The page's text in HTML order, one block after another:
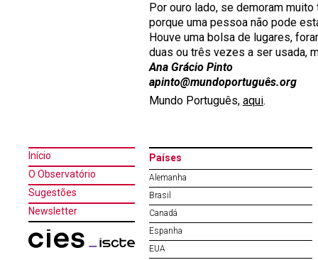
Por ouro lado, se demoram
porque uma pessoa não pode
Houve uma bolsa de lugares,
duas ou três vezes a ser usada,
Ana Grácio Pinto
apinto@mundoportuguês.org
Mundo Português, aqui.
Início
O Observatório
Sugestões
Newsletter
Países
Alemanha
Brasil
Canadá
Espanha
EUA